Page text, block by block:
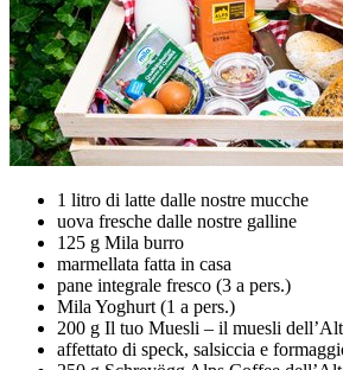
1 litro di latte dalle nostre mucche
uova fresche dalle nostre galline
125 g Mila burro
marmellata fatta in casa
pane integrale fresco (3 a pers.)
Mila Yoghurt (1 a pers.)
200 g Il tuo Muesli – il muesli
affettato di speck, salsiccia e